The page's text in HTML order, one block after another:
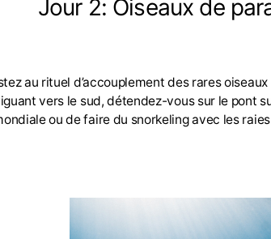
Jour 2: Oiseaux de
au rituel d’accouplement des rares
vers le sud, détendez-vous sur le pont
ou de faire du snorkeling avec les